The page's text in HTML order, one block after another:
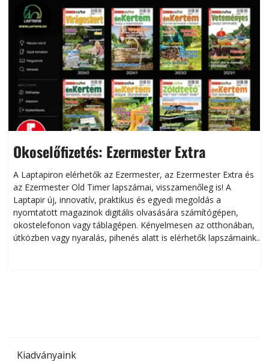
Okoselőfizetés: Ezermester Extra
A Laptapiron elérhetők az Ezermester, az Ezermester Extra és
az Ezermester Old Timer lapszámai, visszamenőleg is! A
Laptapir új, innovatív, praktikus és egyedi megoldás a
nyomtatott magazinok digitális olvasására számítógépen,
okostelefonon vagy táblagépen. Kényelmesen az otthonában,
útközben vagy nyaralás, pihenés alatt is elérhetők lapszámaink.
Kiadványaink